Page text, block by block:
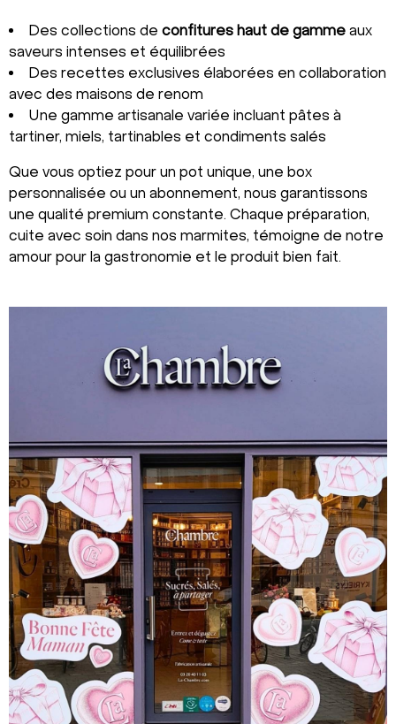
Des collections de confitures haut de gamme aux
saveurs intenses et équilibrées
Des recettes exclusives élaborées en collaboration
avec des maisons de renom
Une gamme artisanale variée incluant pâtes à
tartiner, miels, tartinables et condiments salés
Que vous optiez pour un pot unique, une box
personnalisée ou un abonnement, nous garantissons
une qualité premium constante. Chaque préparation,
cuite avec soin dans nos marmites, témoigne de notre
amour pour la gastronomie et le produit bien fait.